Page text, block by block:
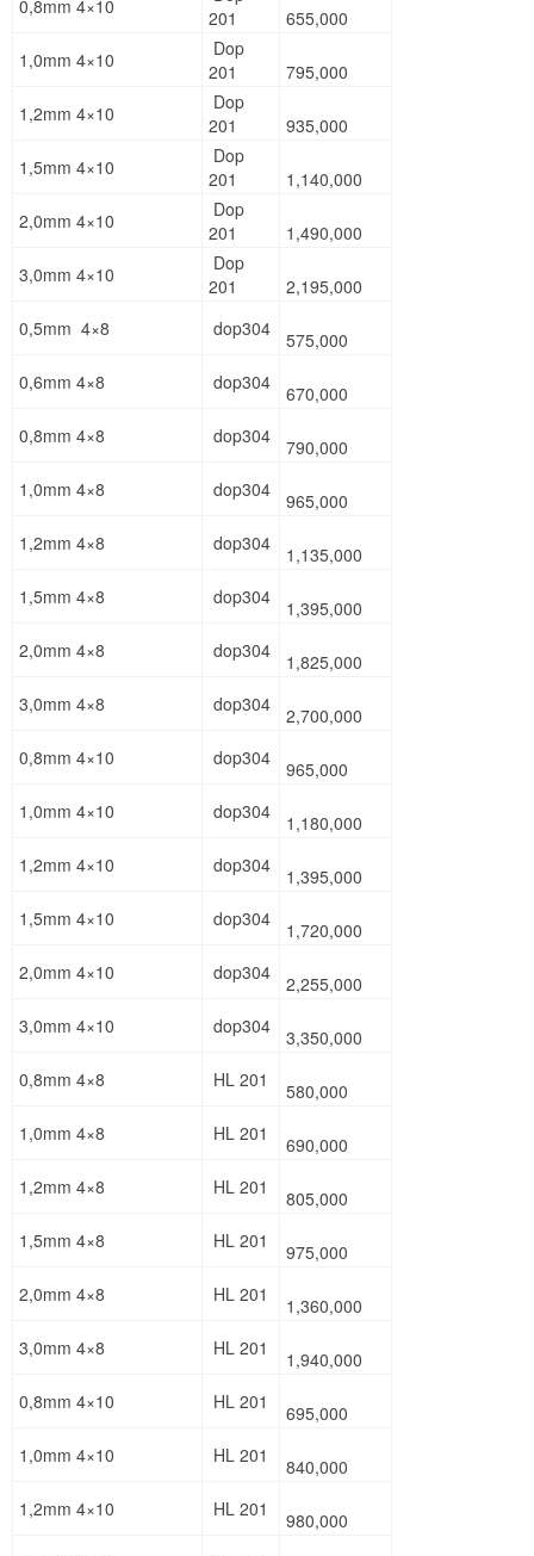
0,8mm 4×10
201
655,000
1,0mm 4×10
Dop
201
795,000
1,2mm 4×10
Dop
201
935,000
1,5mm 4×10
Dop
201
1,140,000
2,0mm 4×10
Dop
201
1,490,000
3,0mm 4×10
Dop
201
2,195,000
0,5mm 4×8
dop304
575,000
0,6mm 4×8
dop304
670,000
0,8mm 4×8
dop304
790,000
1,0mm 4×8
dop304
965,000
1,2mm 4×8
dop304
1,135,000
1,5mm 4×8
dop304
1,395,000
2,0mm 4×8
dop304
1,825,000
3,0mm 4×8
dop304
2,700,000
0,8mm 4×10
dop304
965,000
1,0mm 4×10
dop304
1,180,000
1,2mm 4×10
dop304
1,395,000
1,5mm 4×10
dop304
1,720,000
2,0mm 4×10
dop304
2,255,000
3,0mm 4×10
dop304
3,350,000
0,8mm 4×8
HL 201
580,000
1,0mm 4×8
HL 201
690,000
1,2mm 4×8
HL 201
805,000
1,5mm 4×8
HL 201
975,000
2,0mm 4×8
HL 201
1,360,000
3,0mm 4×8
HL 201
1,940,000
0,8mm 4×10
HL 201
695,000
1,0mm 4×10
HL 201
840,000
1,2mm 4×10
HL 201
980,000